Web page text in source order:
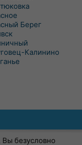
Берег
Калинино
Вы безусловно